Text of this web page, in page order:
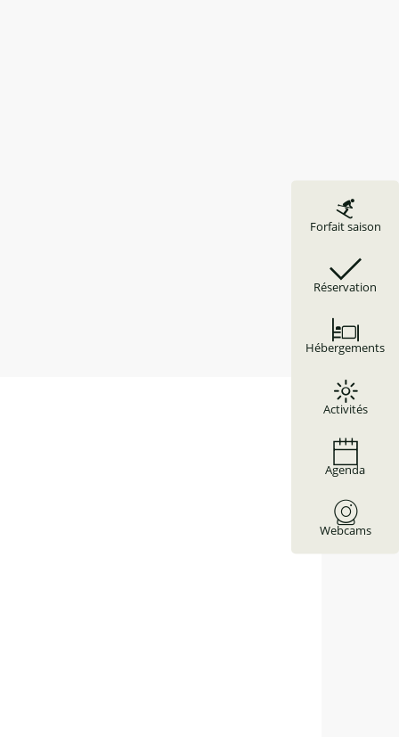
Forfait saison
Réservation
Hébergements
Activités
Agenda
Webcams